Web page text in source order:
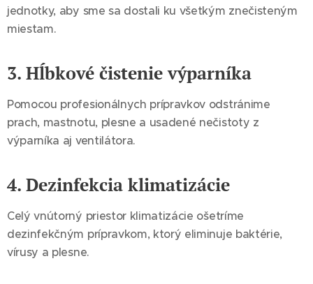
jednotky, aby sme sa dostali ku všetkým znečisteným
miestam.
3. Hĺbkové čistenie výparníka
Pomocou profesionálnych prípravkov odstránime
prach, mastnotu, plesne a usadené nečistoty z
výparníka aj ventilátora.
4. Dezinfekcia klimatizácie
Celý vnútorný priestor klimatizácie ošetríme
dezinfekčným prípravkom, ktorý eliminuje baktérie,
vírusy a plesne.